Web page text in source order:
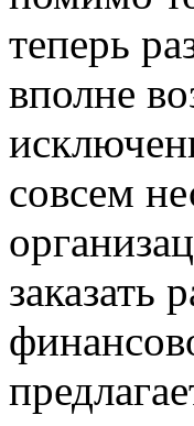
теперь
вполне
совсем
заказать